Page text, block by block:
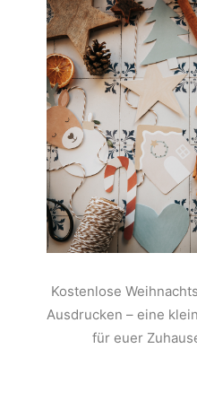
Kostenlose
Ausdrucken – eine
für euer